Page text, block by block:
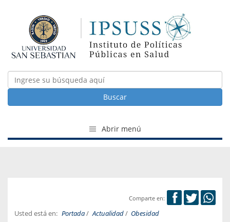
Buscar
Abrir menú
Comparte en:
Usted está en: Portada/ Actualidad/ Obesidad